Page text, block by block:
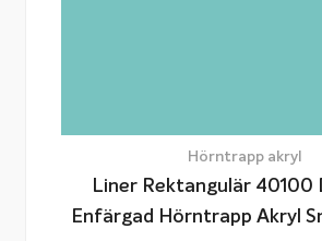
Hörntrapp akryl
Liner Rektangulär 40100